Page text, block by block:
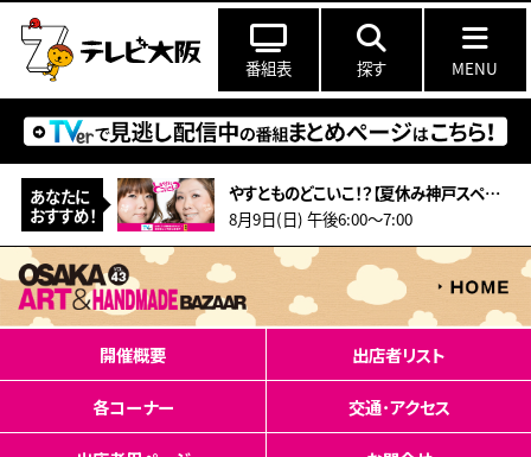
番組表 探す MENU
あなたに
おすすめ！
やすとものどこいこ！？【夏休み神戸スペシャル！こだわり食材＆アート作り体験】
8月9日(日) 午後6:00～7:00
開催概要 出店者リスト
各コーナー 交通･アクセス